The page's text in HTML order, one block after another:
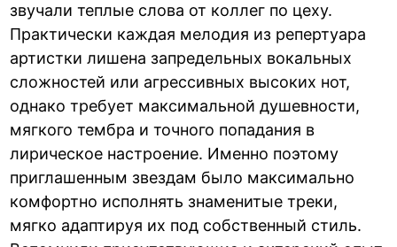
звучали теплые слова от коллег по цеху.
Практически каждая мелодия из репертуара
артистки лишена запредельных вокальных
сложностей или агрессивных высоких нот,
однако требует максимальной душевности,
мягкого тембра и точного попадания в
лирическое настроение. Именно поэтому
приглашенным звездам было максимально
комфортно исполнять знаменитые треки,
мягко адаптируя их под собственный стиль.